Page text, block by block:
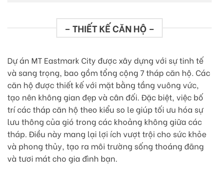
– THIẾT KẾ CĂN HỘ –
Dự án MT Eastmark City được xây dựng với sự tinh tế
và sang trọng, bao gồm tổng cộng 7 tháp căn hộ. Các
căn hộ được thiết kế với mặt bằng tầng vuông vức,
tạo nên không gian đẹp và cân đối. Đặc biệt, việc bố
trí các tháp căn hộ theo kiểu so le giúp tối ưu hóa sự
lưu thông của gió trong các khoảng không giữa các
tháp. Điều này mang lại lợi ích vượt trội cho sức khỏe
và phong thủy, tạo ra môi trường sống thoáng đãng
và tươi mát cho gia đình bạn.